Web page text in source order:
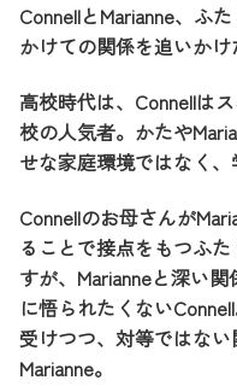
ConnellとMarianne、ふ
かけての関係を追いかけ
高校時代は、Connellは
校の人気者。かたや
せな家庭環境ではなく、
Connellのお母さんが
ることで接点をもつふ
すが、Marianneと深い
に悟られたくない
受けつつ、対等ではな
Marianne。